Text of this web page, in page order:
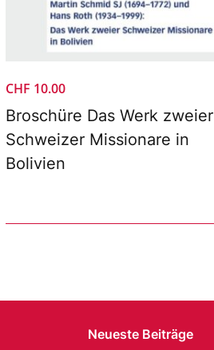
CHF 10.00
Broschüre Das Werk zweier
Schweizer Missionare in
Bolivien
Neueste Beiträge